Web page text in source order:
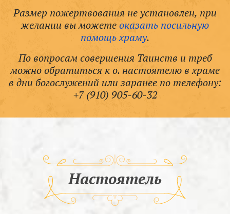
Размер пожертвования не установлен, при
желании вы можетеоказать посильную
помощь храму.
По вопросам совершения Таинств и треб
можно обратиться к о. настоятелю в храме
в дни богослужений или заранее по телефону:
+7 (910) 905-60-32
Настоятель